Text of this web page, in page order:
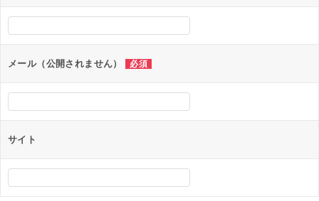
シ
ンメール（公開されません） 必須
サイト